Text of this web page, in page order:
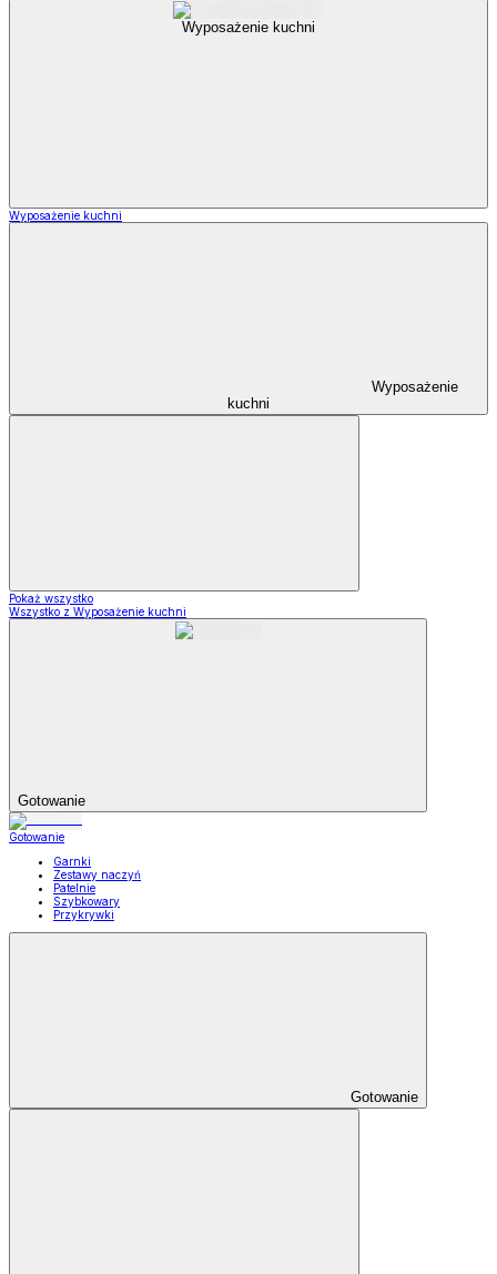
Wyposażenie kuchni
Wyposażenie kuchni
Wyposażenie
kuchni
Pokaż wszystko
Wszystko z Wyposażenie kuchni
Gotowanie
Gotowanie
Garnki
Zestawy naczyń
Patelnie
Szybkowary
Przykrywki
Gotowanie